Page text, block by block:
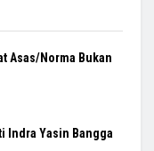
Asas/Norma Bukan
Indra Yasin Bangga